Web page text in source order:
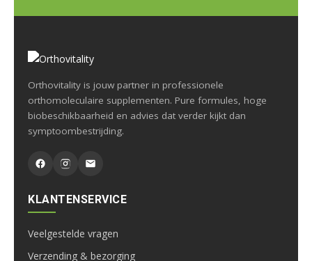
Orthovitality is jouw partner in professionele
orthomoleculaire supplementen. Pure formules, hoge
biobeschikbaarheid en advies dat verder kijkt dan
symptoombestrijding.
KLANTENSERVICE
Veelgestelde vragen
Verzending & bezorging